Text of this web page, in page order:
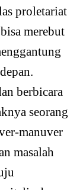
proletariat
merebut
berbicara
seorang
manuver
masalah